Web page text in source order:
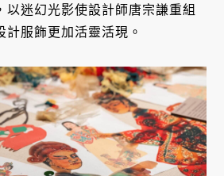
以迷幻光影使設計師唐宗謙重組
計服飾更加活靈活現。